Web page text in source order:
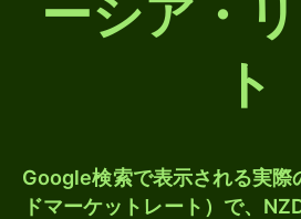
ーシア・
ト
Google検索で表示される実際
ドマーケットレート）で、